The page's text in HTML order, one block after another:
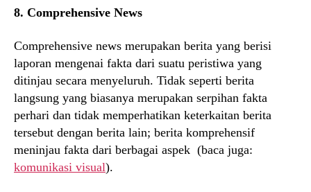
8. Comprehensive News
Comprehensive news merupakan berita yang berisi
laporan mengenai fakta dari suatu peristiwa yang
ditinjau secara menyeluruh. Tidak seperti berita
langsung yang biasanya merupakan serpihan fakta
perhari dan tidak memperhatikan keterkaitan berita
tersebut dengan berita lain; berita komprehensif
meninjau fakta dari berbagai aspek (baca juga:
komunikasi visual).